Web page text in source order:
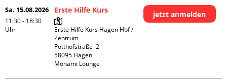
Sa. 15.08.2026
11:30 - 18:30
Uhr
Erste Hilfe Kurs
Erste Hilfe Kurs Hagen Hbf /
Zentrum
Potthofstraße  2
58095 Hagen
Monami Lounge
jetzt anmelden